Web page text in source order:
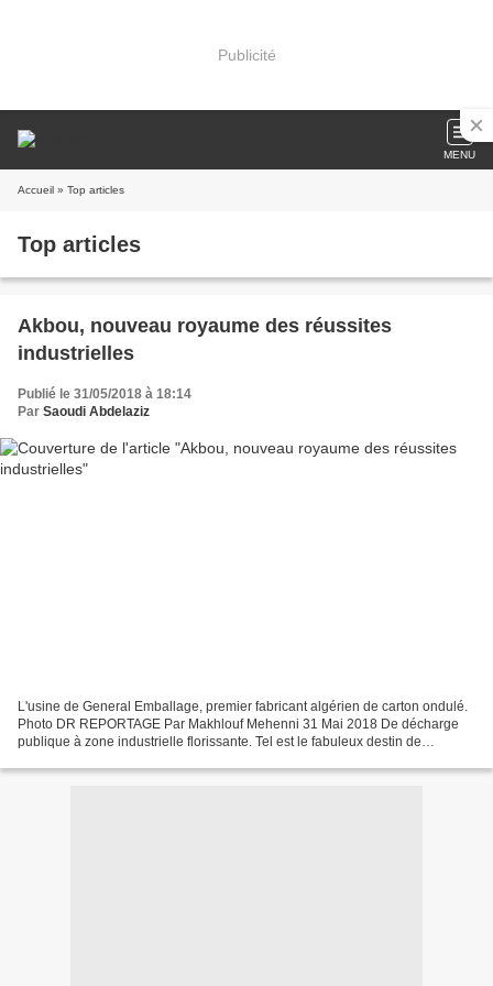
Publicité
MENU
Accueil » Top articles
Top articles
Akbou, nouveau royaume des réussites
industrielles
Publié le 31/05/2018 à 18:14
Par Saoudi Abdelaziz
L'usine de General Emballage, premier fabricant algérien de carton ondulé.
Photo DR REPORTAGE Par Makhlouf Mehenni 31 Mai 2018 De décharge
publique à zone industrielle florissante. Tel est le fabuleux destin de